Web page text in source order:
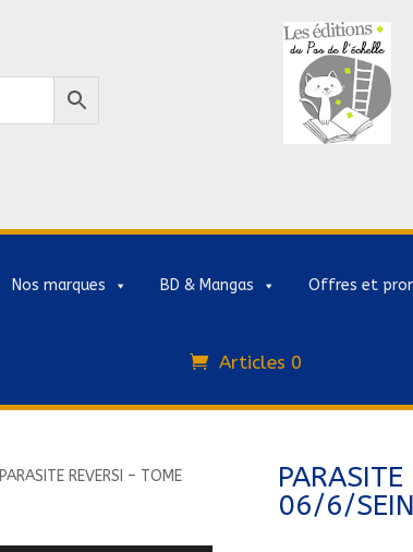
Nos marques BD & Mangas Offres et
Articles 0
PARASITE REVERSI – TOME
06/6/